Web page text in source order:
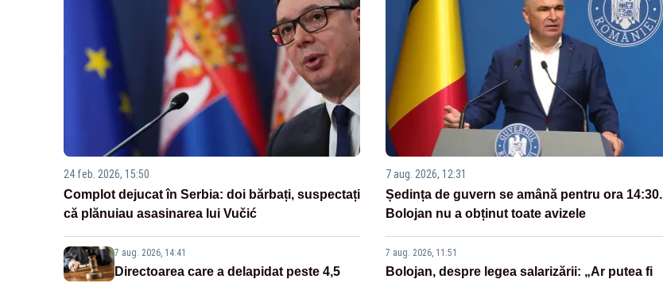
24 feb. 2026, 15:50
Complot dejucat în Serbia: doi bărbați, suspectați
că plănuiau asasinarea lui Vučić
7 aug. 2026, 14:41
Directoarea care a delapidat peste 4,5
7 aug. 2026, 12:31
Ședința de guvern se amână pentru ora 14:30.
Bolojan nu a obținut toate avizele
7 aug. 2026, 11:51
Bolojan, despre legea salarizării: „Ar putea fi